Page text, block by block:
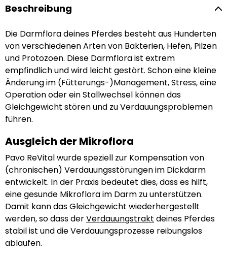
Beschreibung
Die Darmflora deines Pferdes besteht aus Hunderten
von verschiedenen Arten von Bakterien, Hefen, Pilzen
und Protozoen. Diese Darmflora ist extrem
empfindlich und wird leicht gestört. Schon eine kleine
Änderung im (Fütterungs-)Management, Stress, eine
Operation oder ein Stallwechsel können das
Gleichgewicht stören und zu Verdauungsproblemen
führen.
Ausgleich der Mikroflora
Pavo ReVital wurde speziell zur Kompensation von
(chronischen) Verdauungsstörungen im Dickdarm
entwickelt. In der Praxis bedeutet dies, dass es hilft,
eine gesunde Mikroflora im Darm zu unterstützen.
Damit kann das Gleichgewicht wiederhergestellt
werden, so dass derVerdauungstrakt deines Pferdes
stabil ist und die Verdauungsprozesse reibungslos
ablaufen.